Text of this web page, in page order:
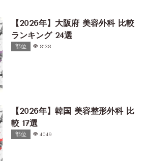
【2026年】大阪府 美容外科 比較
ランキング 24選
部位 8138
【2026年】韓国 美容整形外科 比
較 17選
部位 4049